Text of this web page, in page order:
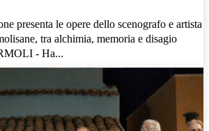
presenta le opere dello scenografo e artista
tra alchimia, memoria e disagio
TERMOLI - Ha...